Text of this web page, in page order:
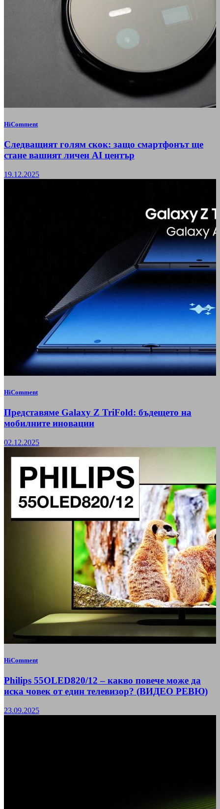
HiComment
Следващият голям скок: защо смартфонът ще
стане вашият личен AI център
19.12.2025
HiComment
Представяме Galaxy Z TriFold: бъдещето на
мобилните иновации
02.12.2025
HiComment
Philips 55OLED820/12 – какво повече може да
иска човек от един телевизор? (ВИДЕО РЕВЮ)
23.09.2025